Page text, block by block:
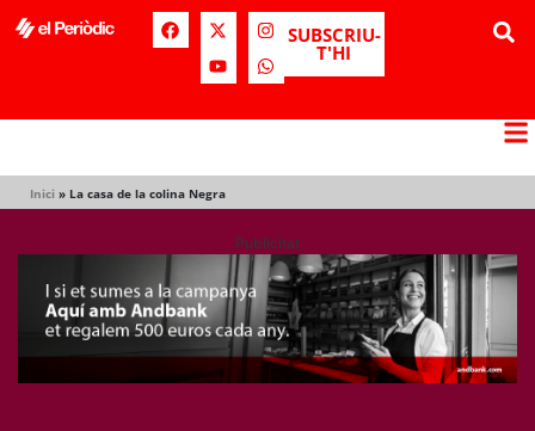
SUBSCRIU-
T'HI
Inici » La casa de la colina Negra
Publicitat